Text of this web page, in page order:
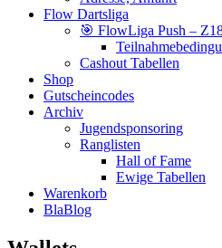
Flow Dartsliga
🎯 FlowLiga Push –
Cashout Tabellen
Shop
Gutscheincodes
Archiv
Jugendsponsoring
Ranglisten
Hall of Fame
Ewige Tabellen
Warenkorb
BlaBlog